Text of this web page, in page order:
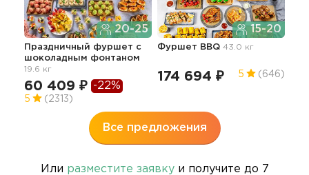
20-25
Праздничный фуршет с
шоколадным фонтаном
19.6 кг
60 409 ₽ -22%
5 (2313)
15-20
Фуршет BBQ 43.0 кг
174 694 ₽ 5 (646)
Все предложения
Или разместите заявкуи получите до 7